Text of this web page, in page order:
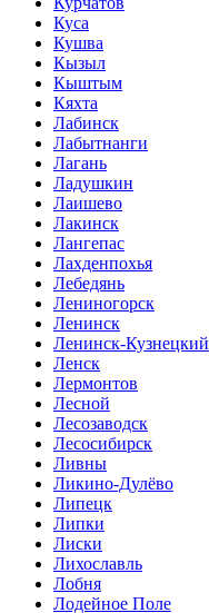
Куса
Кушва
Кызыл
Кыштым
Кяхта
Лабинск
Лабытнанги
Лагань
Ладушкин
Лаишево
Лакинск
Лангепас
Лахденпохья
Лебедянь
Лениногорск
Ленинск
Ленинск-Кузнецкий
Ленск
Лермонтов
Лесной
Лесозаводск
Лесосибирск
Ливны
Ликино-Дулёво
Липецк
Липки
Лиски
Лихославль
Лобня
Лодейное Поле